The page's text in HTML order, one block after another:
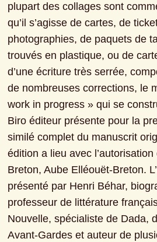
plupart des collages sont
qu’il s’agisse de cartes, de
photographies, de paquets de
trouvés en plastique, ou de
d’une écriture très serrée,
de nombreuses corrections, le
work in progress » qui se
Biro éditeur présente pour la
similé complet du manuscrit
édition a lieu avec l’autorisation
Breton, Aube Elléouët-Breton.
présenté par Henri Béhar,
professeur de littérature
Nouvelle, spécialiste de Dada,
Avant-Gardes et auteur de